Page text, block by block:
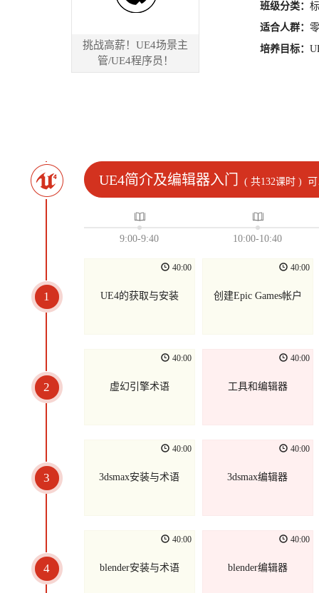
挑战高薪！UE4场景主
管/UE4程序员！
班级分类：
适合人群：
培养目标：
UE4简介及编辑器入门 ( 共132课时 )
9:00-9:40 10:00-10:40
40:00
UE4的获取与安装
1
40:00
创建Epic Games帐户
40:00
虚幻引擎术语
2
40:00
工具和编辑器
40:00
3dsmax安装与术语
3
40:00
3dsmax编辑器
40:00
blender安装与术语
4
40:00
blender编辑器